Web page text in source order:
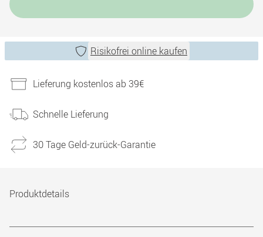
Risikofrei online kaufen
Lieferung kostenlos ab 39€
Schnelle Lieferung
30 Tage Geld-zurück-Garantie
Produktdetails